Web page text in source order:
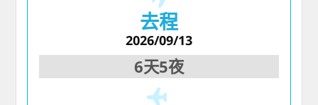
去程
2026/09/13
6天5夜